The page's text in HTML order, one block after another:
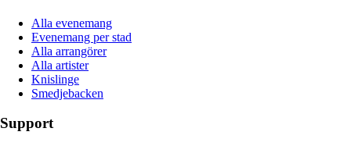
Alla evenemang
Evenemang per stad
Alla arrangörer
Alla artister
Knislinge
Smedjebacken
Support